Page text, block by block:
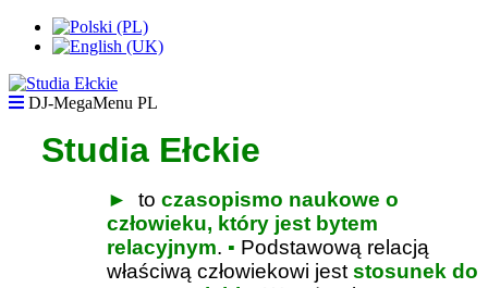
DJ-MegaMenu PL
Studia Ełckie
► to czasopismo naukowe o
człowieku, który jest bytem
relacyjnym. ▪ Podstawową relacją
właściwą człowiekowi jest stosunek do